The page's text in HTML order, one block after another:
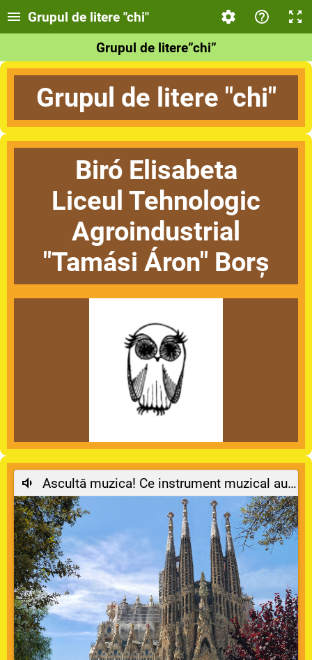
Grupul de litere "chi"
Grupul de litere”chi”
Grupul de litere "chi"
Biró Elisabeta
Liceul Tehnologic
Agroindustrial
"Tamási Áron" Borș
Ascultă muzica! Ce instrument muzical auzi?